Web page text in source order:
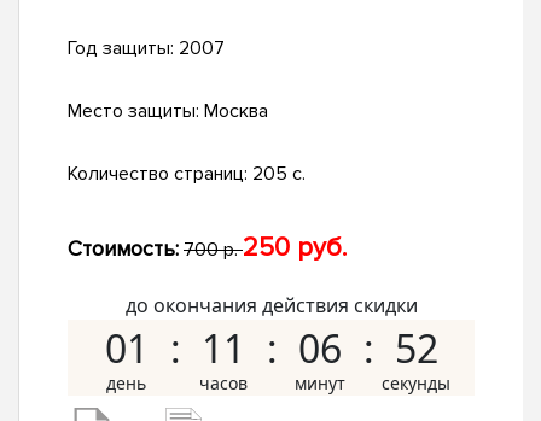
Год защиты: 2007
Место защиты: Москва
Количество страниц: 205 с.
Стоимость: 700 р.250 руб.
до окончания действия скидки
01 11 06 51